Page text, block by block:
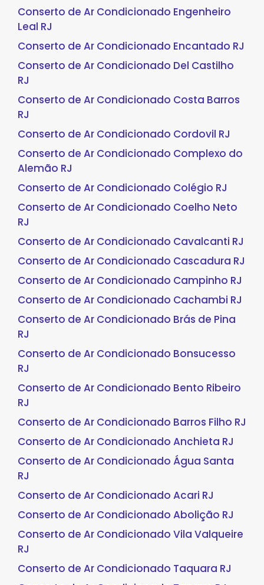
Conserto de Ar Condicionado Engenheiro
Leal RJ
Conserto de Ar Condicionado Encantado RJ
Conserto de Ar Condicionado Del Castilho
RJ
Conserto de Ar Condicionado Costa Barros
RJ
Conserto de Ar Condicionado Cordovil RJ
Conserto de Ar Condicionado Complexo do
Alemão RJ
Conserto de Ar Condicionado Colégio RJ
Conserto de Ar Condicionado Coelho Neto
RJ
Conserto de Ar Condicionado Cavalcanti RJ
Conserto de Ar Condicionado Cascadura RJ
Conserto de Ar Condicionado Campinho RJ
Conserto de Ar Condicionado Cachambi RJ
Conserto de Ar Condicionado Brás de Pina
RJ
Conserto de Ar Condicionado Bonsucesso
RJ
Conserto de Ar Condicionado Bento Ribeiro
RJ
Conserto de Ar Condicionado Barros Filho RJ
Conserto de Ar Condicionado Anchieta RJ
Conserto de Ar Condicionado Água Santa
RJ
Conserto de Ar Condicionado Acari RJ
Conserto de Ar Condicionado Abolição RJ
Conserto de Ar Condicionado Vila Valqueire
RJ
Conserto de Ar Condicionado Taquara RJ